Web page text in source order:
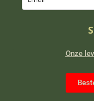
Onze